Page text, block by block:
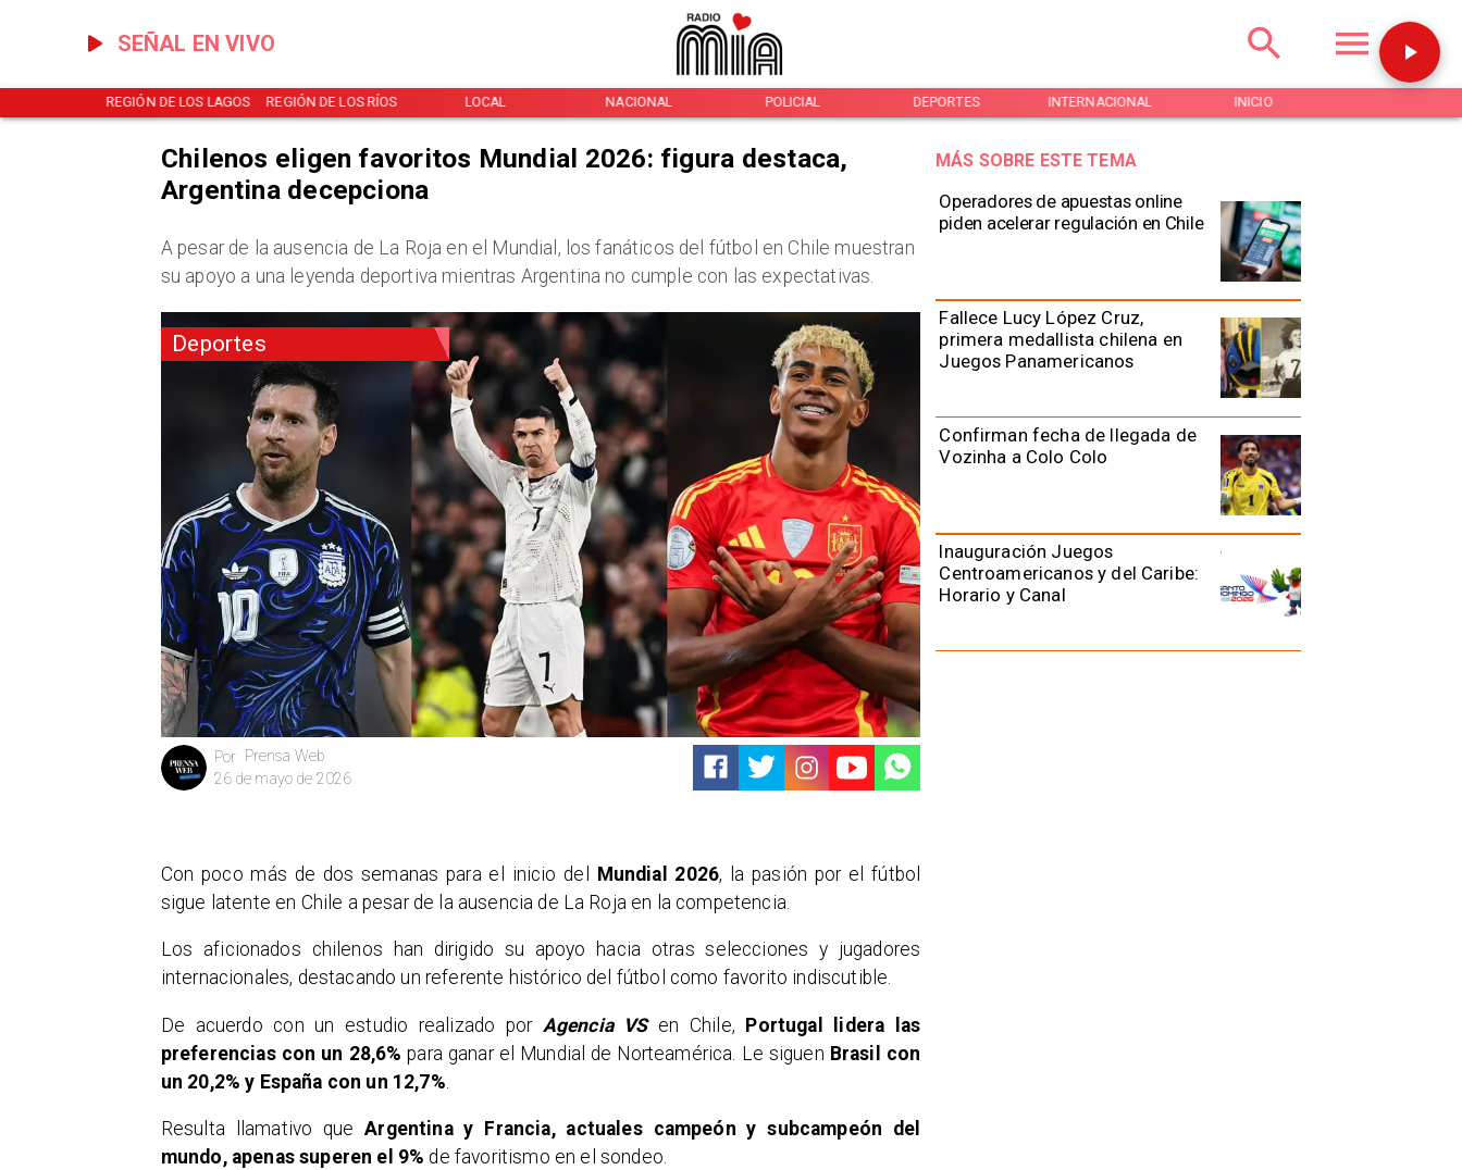
SEÑAL EN VIVO
REGIÓN DE LOS LAGOS REGIÓN DE LOS RÍOS LOCAL NACIONAL POLICIAL DEPORTES INTERNACIONAL INICIO
Deportes
Prensa Web
Por
26 de mayo de 2026
Operadores de apuestas online
piden acelerar regulación en Chile
Fallece Lucy López Cruz,
primera medallista chilena en
Juegos Panamericanos
Confirman fecha de llegada de
Vozinha a Colo Colo
Inauguración Juegos
Centroamericanos y del Caribe:
Horario y Canal
MÁS SOBRE ESTE TEMA
Chilenos eligen favoritos Mundial 2026: figura destaca,
Argentina decepciona
A pesar de la ausencia de La Roja en el Mundial, los fanáticos del fútbol en Chile muestran
su apoyo a una leyenda deportiva mientras Argentina no cumple con las expectativas.
Con poco más de dos semanas para el inicio del Mundial 2026, la pasión por el fútbol
sigue latente en Chile a pesar de la ausencia de La Roja en la competencia.
Los aficionados chilenos han dirigido su apoyo hacia otras selecciones y jugadores
internacionales, destacando un referente histórico del fútbol como favorito indiscutible.
De acuerdo con un estudio realizado por Agencia VSen Chile, Portugal lidera las
preferencias con un 28,6% para ganar el Mundial de Norteamérica. Le siguen Brasil con
un 20,2% y España con un 12,7%
Resulta llamativo queArgentina y Francia, actuales campeón y subcampeón del
mundo, apenas superen el 9% de favoritismo en el sondeo.